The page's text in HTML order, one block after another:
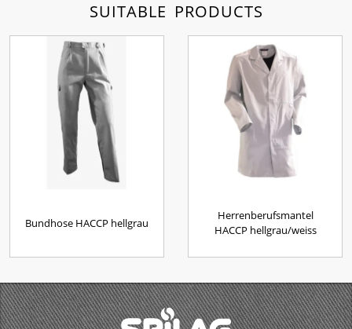
SUITABLE PRODUCTS
Bundhose HACCP hellgrau
Herrenberufsmantel
HACCP hellgrau/weiss